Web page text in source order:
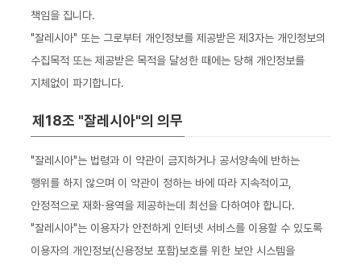
책임을 집니다.
"잘레시아" 또는 그로부터 개인정보를 제공받은 제3자는 개인정보의
수집목적 또는 제공받은 목적을 달성한 때에는 당해 개인정보를
지체없이 파기합니다.
제18조 "잘레시아"의 의무
"잘레시아"는 법령과 이 약관이 금지하거나 공서양속에 반하는
행위를 하지 않으며 이 약관이 정하는 바에 따라 지속적이고,
안정적으로 재화·용역을 제공하는데 최선을 다하여야 합니다.
"잘레시아"는 이용자가 안전하게 인터넷 서비스를 이용할 수 있도록
이용자의 개인정보(신용정보 포함)보호를 위한 보안 시스템을